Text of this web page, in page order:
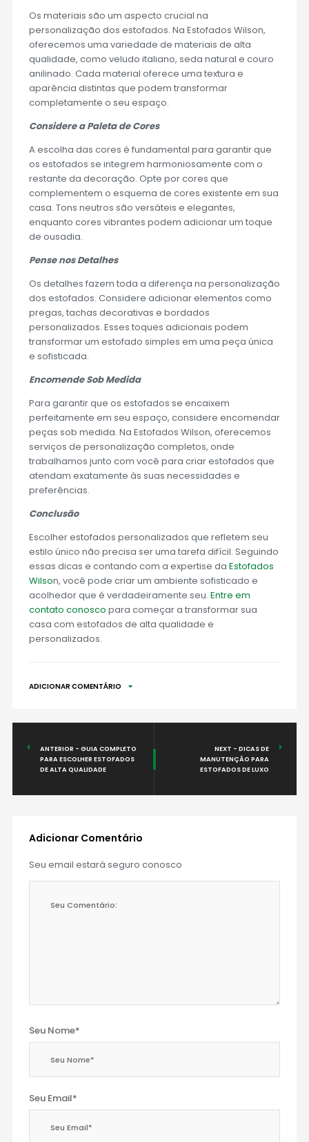
Os materiais são um aspecto crucial na
personalização dos estofados. Na Estofados Wilson,
oferecemos uma variedade de materiais de alta
qualidade, como veludo italiano, seda natural e couro
anilinado. Cada material oferece uma textura e
aparência distintas que podem transformar
completamente o seu espaço.
Considere a Paleta de Cores
A escolha das cores é fundamental para garantir que
os estofados se integrem harmoniosamente com o
restante da decoração. Opte por cores que
complementem o esquema de cores existente em sua
casa. Tons neutros são versáteis e elegantes,
enquanto cores vibrantes podem adicionar um toque
de ousadia.
Pense nos Detalhes
Os detalhes fazem toda a diferença na personalização
dos estofados. Considere adicionar elementos como
pregas, tachas decorativas e bordados
personalizados. Esses toques adicionais podem
transformar um estofado simples em uma peça única
e sofisticada.
Encomende Sob Medida
Para garantir que os estofados se encaixem
perfeitamente em seu espaço, considere encomendar
peças sob medida. Na Estofados Wilson, oferecemos
serviços de personalização completos, onde
trabalhamos junto com você para criar estofados que
atendam exatamente às suas necessidades e
preferências.
Conclusão
Escolher estofados personalizados que refletem seu
estilo único não precisa ser uma tarefa difícil. Seguindo
essas dicas e contando com a expertise da Estofados
Wilson, você pode criar um ambiente sofisticado e
acolhedor que é verdadeiramente seu. Entre em
contato conosco para começar a transformar sua
casa com estofados de alta qualidade e
personalizados.
ADICIONAR COMENTÁRIO
ANTERIOR - GUIA COMPLETO
PARA ESCOLHER ESTOFADOS
DE ALTA QUALIDADE
NEXT - DICAS DE
MANUTENÇÃO PARA
ESTOFADOS DE LUXO
Adicionar Comentário
Seu email estará seguro conosco
Seu Nome*
Seu Email*